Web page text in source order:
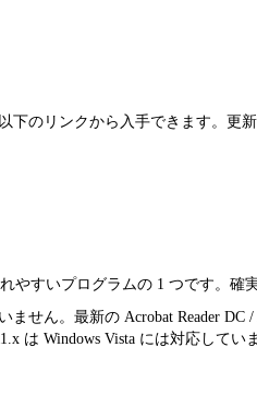
下のリンクから入手できます。更
やすいプログラムの 1 つです。確
せん。最新の Acrobat Reader DC
は Windows Vista には対応して